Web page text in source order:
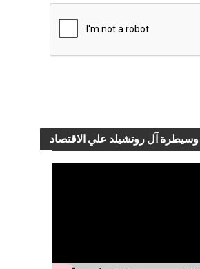
وسيطرة آل روتشيلد علي الاقتصاد